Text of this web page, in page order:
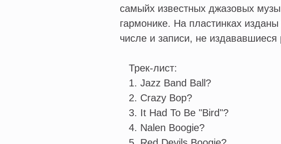
самыйх известных джазовых
гармонике. На пластинках
числе и записи, не издававшиеся
Трек-лист:
1. Jazz Band Ball?
2. Crazy Bop?
3. It Had To Be "Bird"?
4. Nalen Boogie?